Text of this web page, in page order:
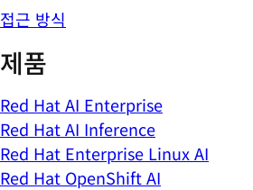
접근 방식
제품
Red Hat AI Enterprise
Red Hat AI Inference
Red Hat Enterprise Linux AI
Red Hat OpenShift AI